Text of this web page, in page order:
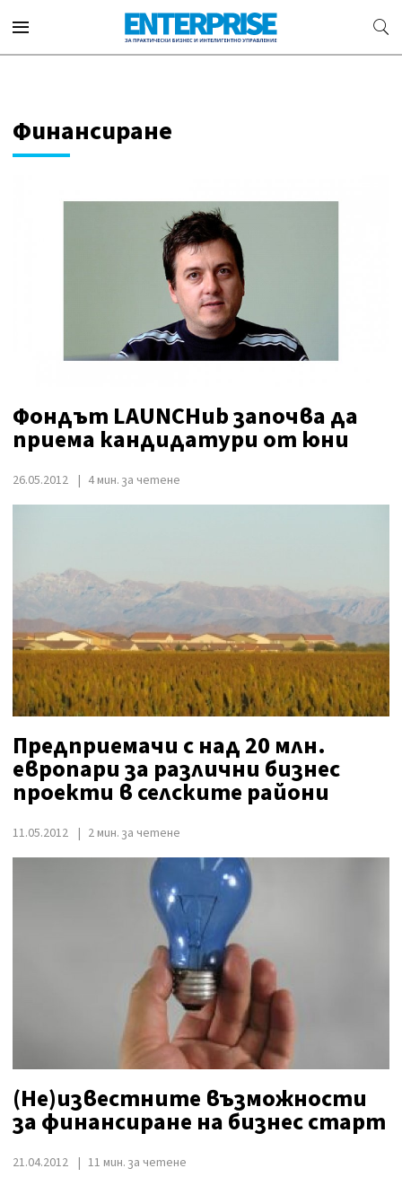
Финансиране
Фондът LAUNCHub започва да
приема кандидатури от юни
26.05.2012 4 мин. за четене
Предприемачи с над 20 млн.
европари за различни бизнес
проекти в селските райони
11.05.2012 2 мин. за четене
(Не)известните възможности
за финансиране на бизнес старт
21.04.2012 11 мин. за четене